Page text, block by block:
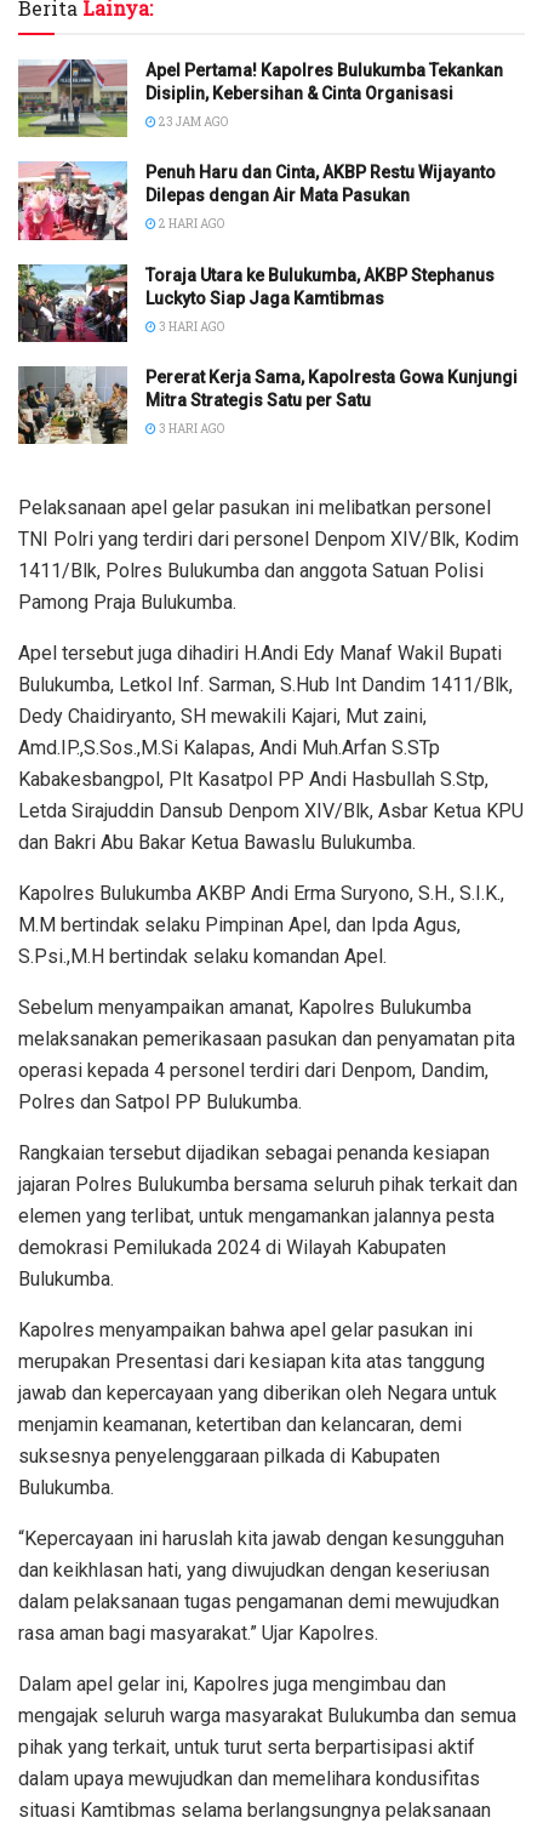
Berita Lainya:
Apel Pertama! Kapolres Bulukumba Tekankan
Disiplin, Kebersihan & Cinta Organisasi
23 JAM AGO
Penuh Haru dan Cinta, AKBP Restu Wijayanto
Dilepas dengan Air Mata Pasukan
2 HARI AGO
Toraja Utara ke Bulukumba, AKBP Stephanus
Luckyto Siap Jaga Kamtibmas
3 HARI AGO
Pererat Kerja Sama, Kapolresta Gowa Kunjungi
Mitra Strategis Satu per Satu
3 HARI AGO
Pelaksanaan apel gelar pasukan ini melibatkan personel
TNI Polri yang terdiri dari personel Denpom XIV/Blk, Kodim
1411/Blk, Polres Bulukumba dan anggota Satuan Polisi
Pamong Praja Bulukumba.
Apel tersebut juga dihadiri H.Andi Edy Manaf Wakil Bupati
Bulukumba, Letkol Inf. Sarman, S.Hub Int Dandim 1411/Blk,
Dedy Chaidiryanto, SH mewakili Kajari, Mut zaini,
Amd.IP.,S.Sos.,M.Si Kalapas, Andi Muh.Arfan S.STp
Kabakesbangpol, Plt Kasatpol PP Andi Hasbullah S.Stp,
Letda Sirajuddin Dansub Denpom XIV/Blk, Asbar Ketua KPU
dan Bakri Abu Bakar Ketua Bawaslu Bulukumba.
Kapolres Bulukumba AKBP Andi Erma Suryono, S.H., S.I.K.,
M.M bertindak selaku Pimpinan Apel, dan Ipda Agus,
S.Psi.,M.H bertindak selaku komandan Apel.
Sebelum menyampaikan amanat, Kapolres Bulukumba
melaksanakan pemerikasaan pasukan dan penyamatan pita
operasi kepada 4 personel terdiri dari Denpom, Dandim,
Polres dan Satpol PP Bulukumba.
Rangkaian tersebut dijadikan sebagai penanda kesiapan
jajaran Polres Bulukumba bersama seluruh pihak terkait dan
elemen yang terlibat, untuk mengamankan jalannya pesta
demokrasi Pemilukada 2024 di Wilayah Kabupaten
Bulukumba.
Kapolres menyampaikan bahwa apel gelar pasukan ini
merupakan Presentasi dari kesiapan kita atas tanggung
jawab dan kepercayaan yang diberikan oleh Negara untuk
menjamin keamanan, ketertiban dan kelancaran, demi
suksesnya penyelenggaraan pilkada di Kabupaten
Bulukumba.
“Kepercayaan ini haruslah kita jawab dengan kesungguhan
dan keikhlasan hati, yang diwujudkan dengan keseriusan
dalam pelaksanaan tugas pengamanan demi mewujudkan
rasa aman bagi masyarakat.” Ujar Kapolres.
Dalam apel gelar ini, Kapolres juga mengimbau dan
mengajak seluruh warga masyarakat Bulukumba dan semua
pihak yang terkait, untuk turut serta berpartisipasi aktif
dalam upaya mewujudkan dan memelihara kondusifitas
situasi Kamtibmas selama berlangsungnya pelaksanaan